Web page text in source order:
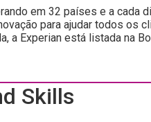
em 32 países e a cada
para ajudar todos os
a Experian está listada na
Skills